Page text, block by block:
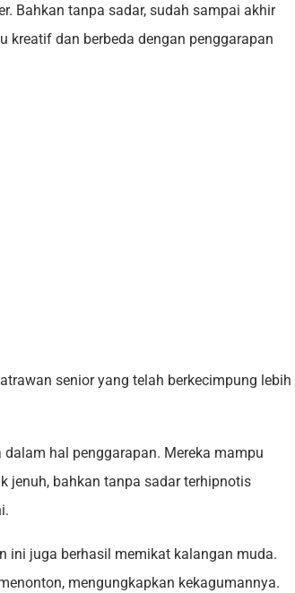
Bahkan tanpa sadar, sudah sampai akhir
kreatif dan berbeda dengan penggarapan
senior yang telah berkecimpung lebih
hal penggarapan. Mereka mampu
jenuh, bahkan tanpa sadar terhipnotis
ini juga berhasil memikat kalangan muda.
mengungkapkan kekagumannya.